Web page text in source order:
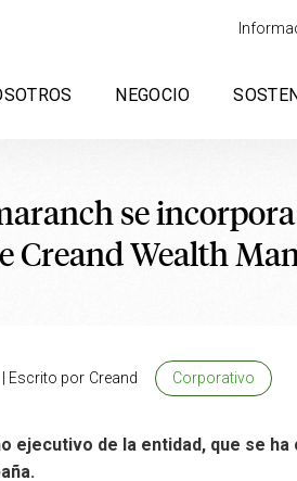
NEGOCIO
se
Creand Wealth
Escrito por Creand Corporativo
ejecutivo de la entidad, que se